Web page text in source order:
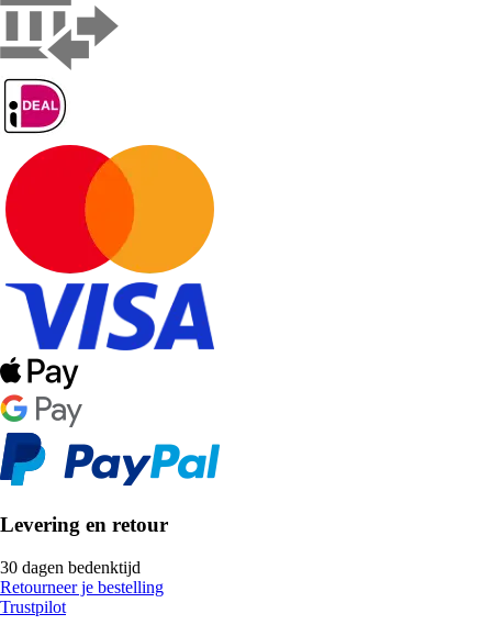
Levering en retour
30 dagen bedenktijd
Retourneer je bestelling
Trustpilot